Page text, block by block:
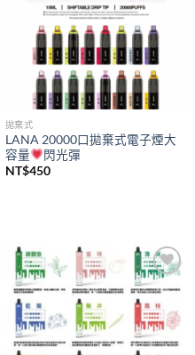
拋棄式
LANA 20000口拋棄式電子煙大
容量
閃光彈
NT$450
Add to